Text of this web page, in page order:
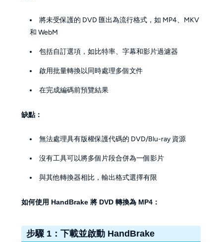
將未受保護的 DVD 匯出為流行格式，如 MP4、MKV
和 WebM
包括自訂選項，如比特率、字幕和影片過濾器
啟用批量轉換以同時處理多個文件
在完成編碼前預覽結果
缺點：
無法處理具有版權保護代碼的 DVD/Blu-ray 資源
沒有工具可以將多個片段合併為一個影片
與其他轉換器相比，輸出格式選擇有限
如何使用 HandBrake 將 DVD 轉換為 MP4：
步驟 1：下載並啟動 HandBrake